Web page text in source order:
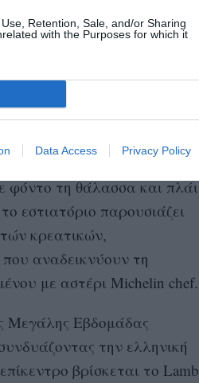
Retention, Sale, and/or Sharing
with the Purposes for which it
Data Access Privacy Policy
το νέο μενού του
μια γευστική συνάντηση
φόντο τη θάλασσα και πλάι
εστιατόριο παρουσιάζει
κρεατικών,
που αναδεικνύουν τη
με αστέρι Michelin chef.
Μεγάλης Εβδομάδας
την ελληνική
βρίσκεται το Lamb